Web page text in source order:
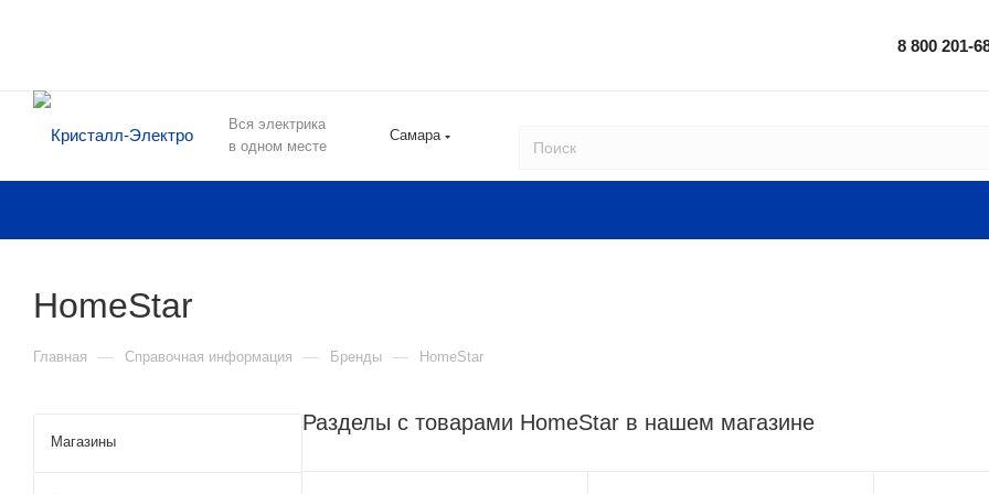
8 800 201-
Вся электрика
в одном месте
Самара
HomeStar
Главная — Справочная информация — Бренды — HomeStar
Разделы с товарами HomeStar в нашем магазине
Магазины